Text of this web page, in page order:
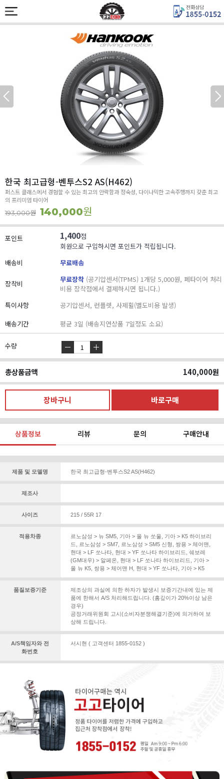
한국 최고급형-벤투스S2 AS(H462)
퍼스트 클래스에서 경험할 수 있는 최고의 안락함과 정숙성, 다이나믹한 고속주행까지 갖춘 최고
의 프리미엄 타이어
193,000원 140,000원
포인트 1,400점
회원으로 구입하시면 포인트가 적립됩니다.
배송비
무료배송
장착비 무료장착 (공기압센서(TPMS) 1개당 5,000원, 폐타이어 처리
비용 장착점에서 결제하시면 됩니다.)
특이사항
공기압센서, 런플렛, 사제휠(별도비용 발생)
배송기간
평균 3일 (배송지연상품 7일정도 소요)
수량
총상품금액 140,000원
상품정보 리뷰 문의 구매안내
제품 및 모델명 한국 최고급형-벤투스S2 AS(H462)
제조사
사이즈 215 / 55R 17
적용차종 르노삼성 > 뉴 SM5, 기아 > 올 뉴 쏘울
기아 > K5 하이브리
드
르노삼성 > SM7, 르노삼성 > SM5 신형 쌍용 > 체어맨
현대 > LF 쏘나타, 현대 > YF 쏘나타 하이브리드
쉐보레
(GM대우) > 알페온
현대 > LF 쏘나타 하이브리드
기아 >
올 뉴 K5, 쌍용 > 체어맨 H 현대 > YF 쏘나타, 기아 > K5
품질보증기준
제조상의 과실에 의한 하자가 발생시 보증기간내에 있는 제
품에 한해서 A/S 처리해드립니다. (홈깊이가 20%이상 남은
경우)
공정거래위원회 고시(소비자분쟁해결기준)에 의거하여 보
상해 드립니다.
A/S책임자와 전
화번호
서시현 ( 고객센터 1855-0152 )